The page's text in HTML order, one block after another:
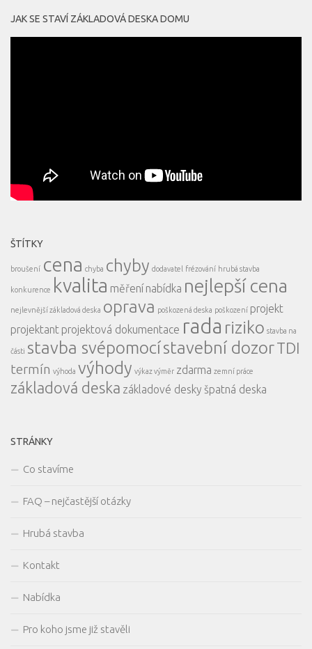
JAK SE STAVÍ ZÁKLADOVÁ DESKA DOMU
ŠTÍTKY
broušení cena chyba chyby dodavatel frézování hrubá stavba
konkurence kvalita měření nabídka nejlepší cena
nejlevnější základová deska oprava poškozená deska poškození projekt
projektant projektová dokumentace rada riziko stavba na
části stavba svépomocístavební dozorTDI
termín výhoda výhody výkaz výměr zdarma zemní práce
základová deska základové desky špatná deska
STRÁNKY
Co stavíme
FAQ – nejčastější otázky
Hrubá stavba
Kontakt
Nabídka
Pro koho jsme již stavěli